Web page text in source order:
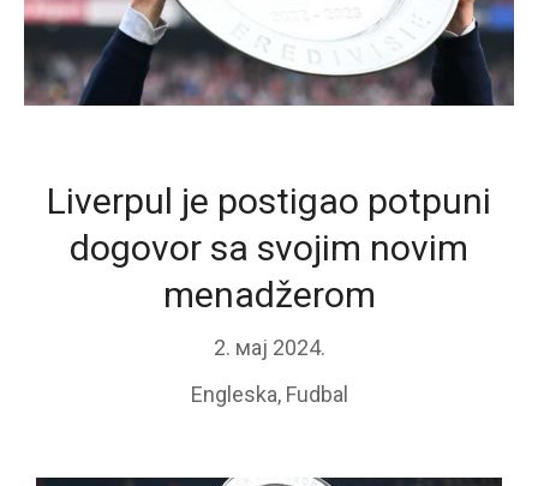
Liverpul je postigao potpuni
dogovor sa svojim novim
menadžerom
2. мај 2024.
Engleska, Fudbal